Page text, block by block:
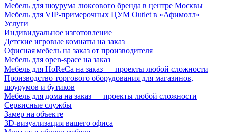
Мебель для шоурума люксового бренда в центре Москвы
Мебель для VIP-примерочных ЦУМ Outlet в «Афимолл»
Услуги
Индивидуальное изготовление
Детские игровые комнаты на заказ
Офисная мебель на заказ от производителя
Мебель для open-space на заказ
Мебель для HoReCa на заказ — проекты любой сложности
Производство торгового оборудования для магазинов,
шоурумов и бутиков
Мебель для дома на заказ — проекты любой сложности
Сервисные службы
Замер на объекте
3D-визуализация вашего офиса